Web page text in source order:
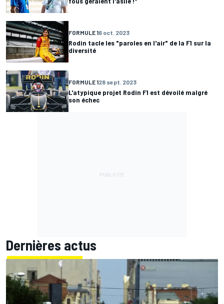
FORMULE 16 oct. 2023
Rodin tacle les "paroles en l'air" de la F1 sur la
diversité
FORMULE 128 sept. 2023
L'atypique projet Rodin F1 est dévoilé malgré
son échec
Dernières actus